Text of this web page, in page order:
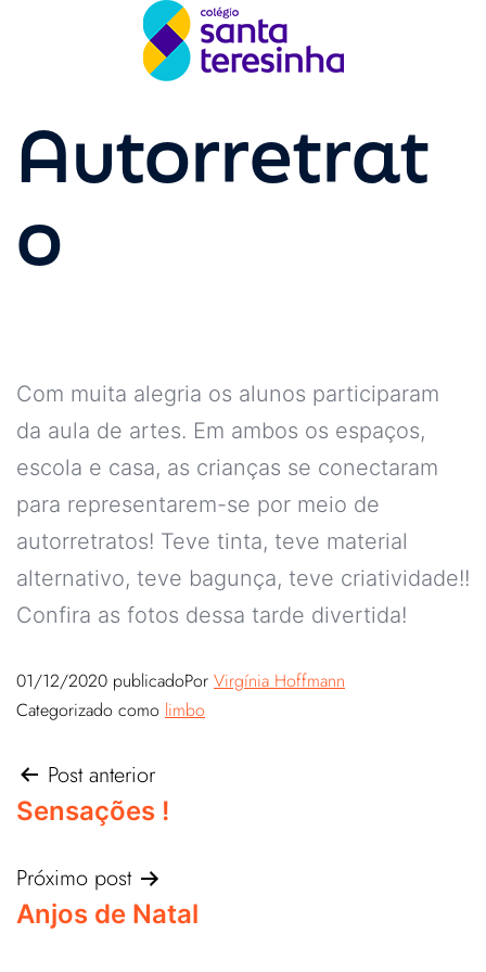
Autorretrat
o
Com muita alegria os alunos participaram
da aula de artes. Em ambos os espaços,
escola e casa, as crianças se conectaram
para representarem-se por meio de
autorretratos! Teve tinta, teve material
alternativo, teve bagunça, teve criatividade!!
Confira as fotos dessa tarde divertida!
01/12/2020 publicadoPor Virgínia Hoffmann
Categorizado como limbo
Post anterior
Sensações !
Próximo post
Anjos de Natal